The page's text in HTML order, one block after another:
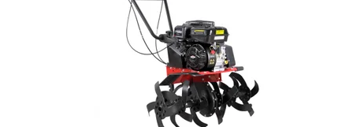
o obsahu 208 cm3. Výkon 6,5 HP. Hmotnost 55 kg. Záběr
32/50/84 cm. 2/4/6 kultivačních nožů s...
Momentálně nedostupné
2029